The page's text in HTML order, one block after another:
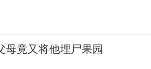
母竟又将他埋尸果园